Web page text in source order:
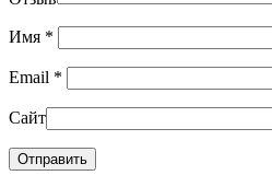
Имя *
Email *
Сайт